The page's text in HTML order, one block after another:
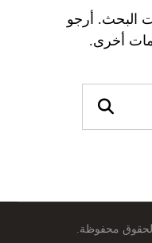
البحث. أرجو
أخرى.